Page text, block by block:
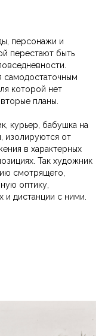
персонажи и
перестают быть
самодостаточным
которой нет
планы.
курьер, бабушка на
изолируются от
в характерных
Так художник
смотрящего,
оптику,
и дистанции с ними.